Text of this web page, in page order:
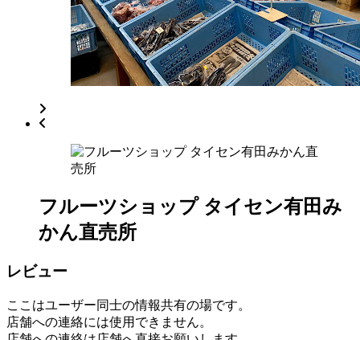
2022
フルーツショップ タイセン有田み
かん直売所
レビュー
ここはユーザー同士の情報共有の場です。
店舗への連絡には使用できません。